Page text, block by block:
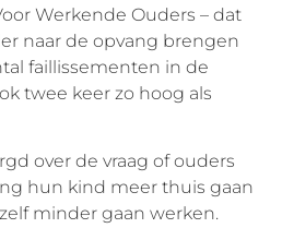
Werkende Ouders – dat
naar de opvang brengen
faillissementen in de
twee keer zo hoog als
over de vraag of ouders
hun kind meer thuis gaan
minder gaan werken.